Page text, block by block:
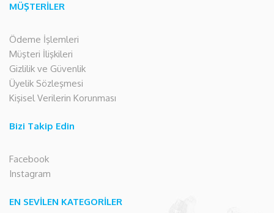
MÜŞTERİLER
Ödeme İşlemleri
Müşteri İlişkileri
Gizlilik ve Güvenlik
Üyelik Sözleşmesi
Kişisel Verilerin Korunması
Bizi Takip Edin
Facebook
Instagram
EN SEVİLEN KATEGORİLER